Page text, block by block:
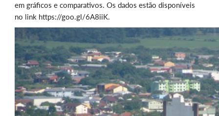
em gráficos e comparativos. Os dados estão disponíveis
no link https://goo.gl/6A8iiK.